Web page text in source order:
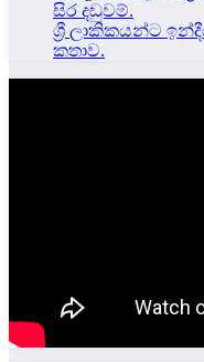
සිර දඬුවම්.
ශ්‍රී ලාකිකයන්ට
කතාව.